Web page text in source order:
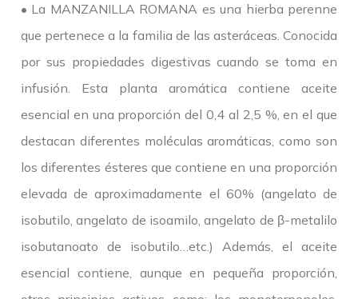
• La MANZANILLA ROMANA es una hierba perenne
que pertenece a la familia de las asteráceas. Conocida
por sus propiedades digestivas cuando se toma en
infusión. Esta planta aromática contiene aceite
esencial en una proporción del 0,4 al 2,5 %, en el que
destacan diferentes moléculas aromáticas, como son
los diferentes ésteres que contiene en una proporción
elevada de aproximadamente el 60% (angelato de
isobutilo, angelato de isoamilo, angelato de β-metalilo
isobutanoato de isobutilo…etc.) Además, el aceite
esencial contiene, aunque en pequeña proporción,